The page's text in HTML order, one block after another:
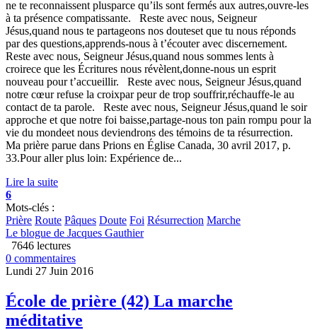
ne te reconnaissent plusparce qu’ils sont fermés aux autres,ouvre-les
à ta présence compatissante. Reste avec nous, Seigneur
Jésus,quand nous te partageons nos douteset que tu nous réponds
par des questions,apprends-nous à t’écouter avec discernement.
Reste avec nous, Seigneur Jésus,quand nous sommes lents à
croirece que les Écritures nous révèlent,donne-nous un esprit
nouveau pour t’accueillir. Reste avec nous, Seigneur Jésus,quand
notre cœur refuse la croixpar peur de trop souffrir,réchauffe-le au
contact de ta parole. Reste avec nous, Seigneur Jésus,quand le soir
approche et que notre foi baisse,partage-nous ton pain rompu pour la
vie du mondeet nous deviendrons des témoins de ta résurrection.
Ma prière parue dans Prions en Église Canada, 30 avril 2017, p.
33.Pour aller plus loin: Expérience de...
Lire la suite
6
Mots-clés :
Prière Route Pâques Doute Foi Résurrection Marche
Le blogue de Jacques Gauthier
7646 lectures
0 commentaires
Lundi 27 Juin 2016
École de prière (42) La marche
méditative